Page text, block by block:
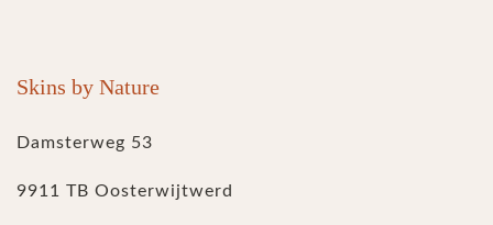
Skins by Nature
Damsterweg 53
9911 TB Oosterwijtwerd